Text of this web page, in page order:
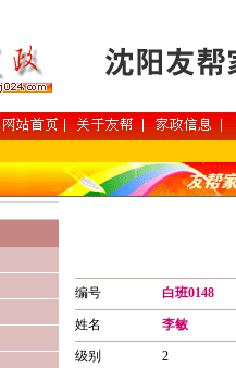
编号 白班0148
姓名 李敏
级别 2